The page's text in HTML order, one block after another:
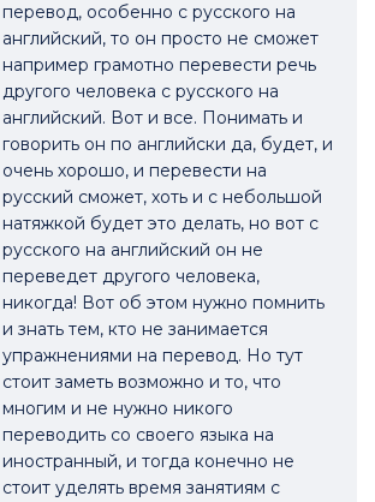
перевод, особенно с русского на
английский, то он просто не сможет
например грамотно перевести речь
другого человека с русского на
английский. Вот и все. Понимать и
говорить он по английски да, будет, и
очень хорошо, и перевести на
русский сможет, хоть и с небольшой
натяжкой будет это делать, но вот с
русского на английский он не
переведет другого человека,
никогда! Вот об этом нужно помнить
и знать тем, кто не занимается
упражнениями на перевод. Но тут
стоит заметь возможно и то, что
многим и не нужно никого
переводить со своего языка на
иностранный, и тогда конечно не
стоит уделять время занятиям с